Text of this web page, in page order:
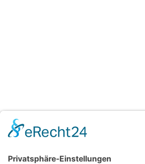
Mint Card